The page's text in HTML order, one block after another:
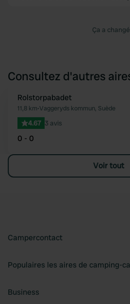
Ça a
Consultez d'autres
Rolstorpabadet
11,8 km•Vaggeryds kommun, Suède
4.67 3 avis
0 - 0
Voir tout
Campercontact
Populaires les aires de camping-
Business